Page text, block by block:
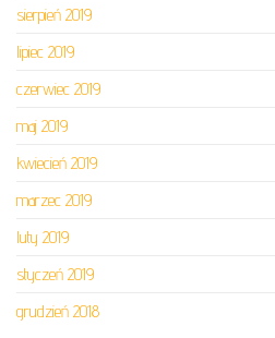
sierpień 2019
lipiec 2019
czerwiec 2019
maj 2019
kwiecień 2019
marzec 2019
luty 2019
styczeń 2019
grudzień 2018